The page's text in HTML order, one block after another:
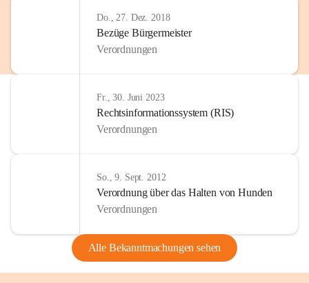
Do., 27. Dez. 2018
Bezüge Bürgermeister
Verordnungen
Fr., 30. Juni 2023
Rechtsinformationssystem (RIS)
Verordnungen
So., 9. Sept. 2012
Verordnung über das Halten von Hunden
Verordnungen
Alle Bekanntmachungen sehen